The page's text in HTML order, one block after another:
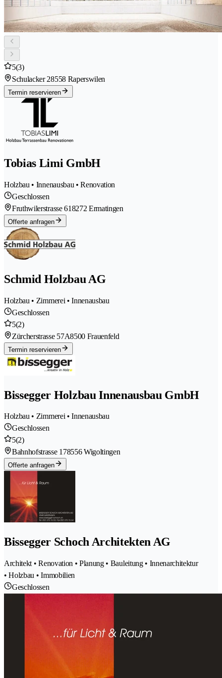
5(3)
Schulacker 28558 Raperswilen
Termin reservieren
Tobias Limi GmbH
Holzbau • Innenausbau • Renovation
Geschlossen
Fruthwilerstrasse 618272 Ermatingen
Offerte anfragen
Schmid Holzbau AG
Holzbau • Zimmerei • Innenausbau
Geschlossen
5(2)
Zürcherstrasse 57A8500 Frauenfeld
Termin reservieren
Bissegger Holzbau Innenausbau GmbH
Holzbau • Zimmerei • Innenausbau
Geschlossen
5(2)
Bahnhofstrasse 178556 Wigoltingen
Offerte anfragen
Bissegger Schoch Architekten AG
Architekt • Renovation • Planung • Bauleitung • Innenarchitektur
• Holzbau • Immobilien
Geschlossen